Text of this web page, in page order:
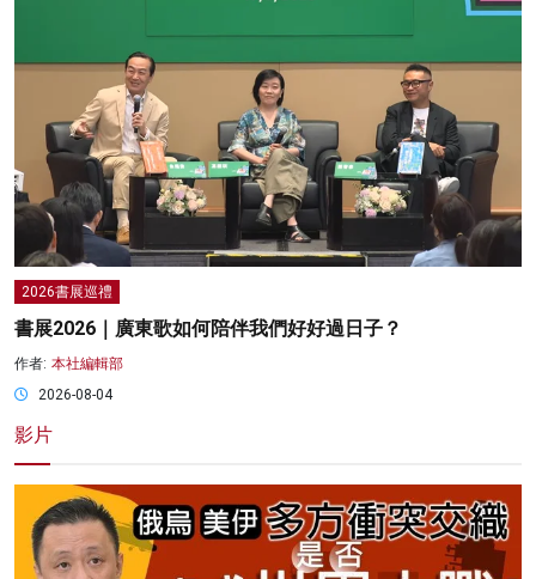
2026書展巡禮
書展2026｜廣東歌如何陪伴我們好好過日子？
作者: 本社編輯部
2026-08-04
影片